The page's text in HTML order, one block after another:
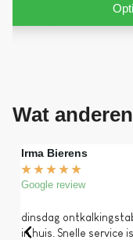
Wat
Irma Bierens
★ ★ ★ ★ ★
Google review
dinsdag
in huis. Snelle service